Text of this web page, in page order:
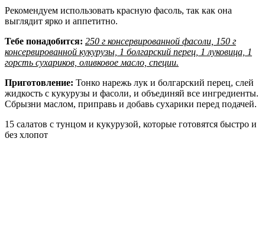
Рекомендуем использовать красную фасоль, так как она
выглядит ярко и аппетитно.
Тебе понадобится: 250 г консервированной фасоли, 150 г
консервированной кукурузы, 1 болгарский перец, 1 луковица, 1
горсть сухариков, оливковое масло, специи.
Приготовление: Тонко нарежь лук и болгарский перец, слей
жидкость с кукурузы и фасоли, и объединяй все ингредиенты.
Сбрызни маслом, приправь и добавь сухарики перед подачей.
15 салатов с тунцом и кукурузой, которые готовятся быстро и
без хлопот